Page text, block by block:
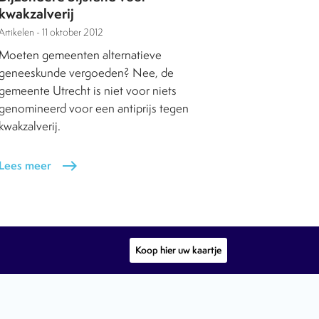
kwakzalverij
- 11 oktober 2012
Moeten gemeenten alternatieve
vergoeden? Nee, de
Utrecht is niet voor niets
voor een antiprijs tegen
kwakzalverij.
Lees meer east
Koop hier uw kaartje